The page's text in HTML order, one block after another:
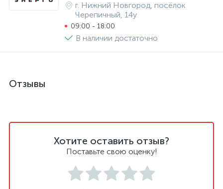
г. Нижний Новгород, посёлок
Черепичный, 14у
09:00 - 18:00
В наличии достаточно
Отзывы
Хотите оставить отзыв?
Поставьте свою оценку!